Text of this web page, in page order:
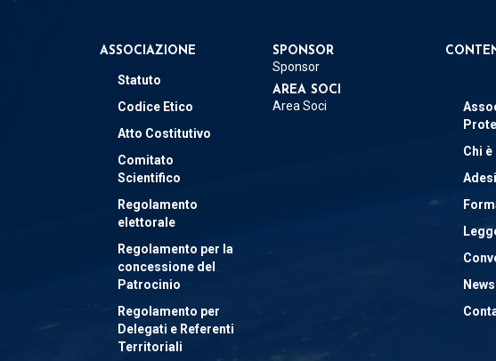
ASSOCIAZIONE
Statuto
Codice Etico
Atto Costitutivo
Comitato
Scientifico
Regolamento
elettorale
Regolamento per la
concessione del
Patrocinio
Regolamento per
Delegati e Referenti
Territoriali
SPONSOR
Sponsor
AREA SOCI
Area Soci
Chi è
News